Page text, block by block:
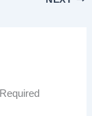
Required